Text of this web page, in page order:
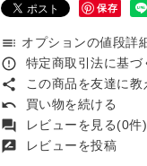
保存
toc オプションの値段詳
error_outline 特定商取引法に基
share この商品を友達に教
undo 買い物を続ける
forum レビューを見る(0件)
rate_review レビューを投稿